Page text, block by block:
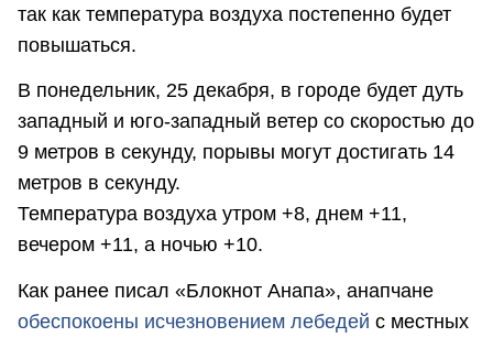
так как температура воздуха постепенно будет
повышаться.
В понедельник, 25 декабря, в городе будет дуть
западный и юго-западный ветер со скоростью до
9 метров в секунду, порывы могут достигать 14
метров в секунду.
Температура воздуха утром +8, днем +11,
вечером +11, а ночью +10.
Как ранее писал «Блокнот Анапа», анапчане
обеспокоены исчезновением лебедей с местных